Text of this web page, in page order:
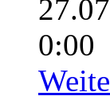
0:00